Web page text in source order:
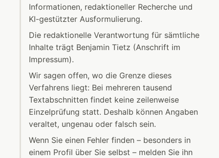
Informationen, redaktioneller Recherche und
KI-gestützter Ausformulierung.
Die redaktionelle Verantwortung für sämtliche
Inhalte trägt Benjamin Tietz (Anschrift im
Impressum).
Wir sagen offen, wo die Grenze dieses
Verfahrens liegt: Bei mehreren tausend
Textabschnitten findet keine zeilenweise
Einzelprüfung statt. Deshalb können Angaben
veraltet, ungenau oder falsch sein.
Wenn Sie einen Fehler finden – besonders in
einem Profil über Sie selbst – melden Sie ihn